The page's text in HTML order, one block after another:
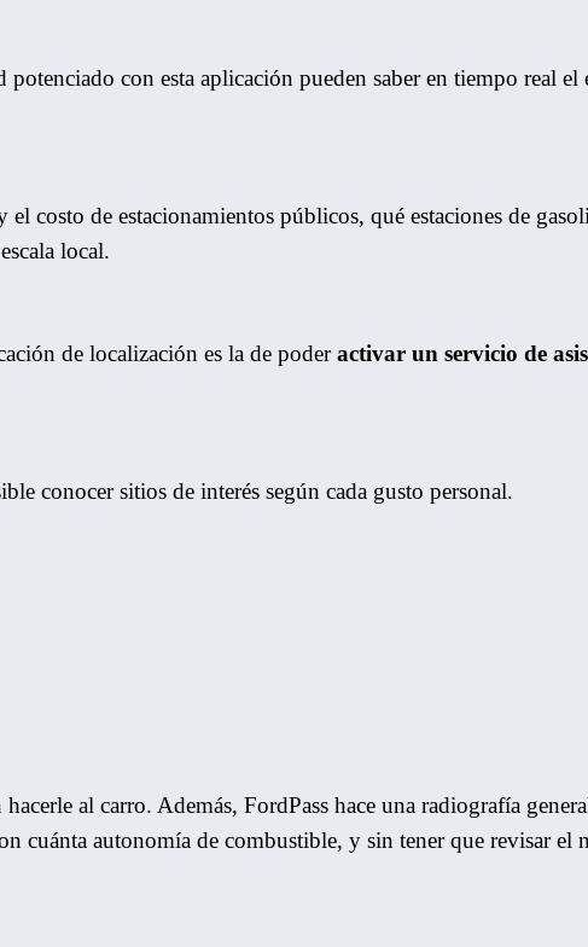
con esta aplicación pueden saber en tiempo real el
costo de estacionamientos públicos, qué estaciones de
local.
de localización es la de poderactivar un servicio de
conocer sitios de interés según cada gusto personal.
al carro. Además, FordPass hace una radiografía
cuánta autonomía de combustible, y sin tener que revisar el